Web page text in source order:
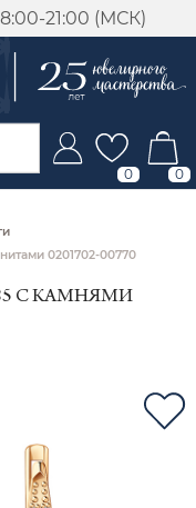
21:00 (МСК)
0 0
0201702-00770
С КАМНЯМИ